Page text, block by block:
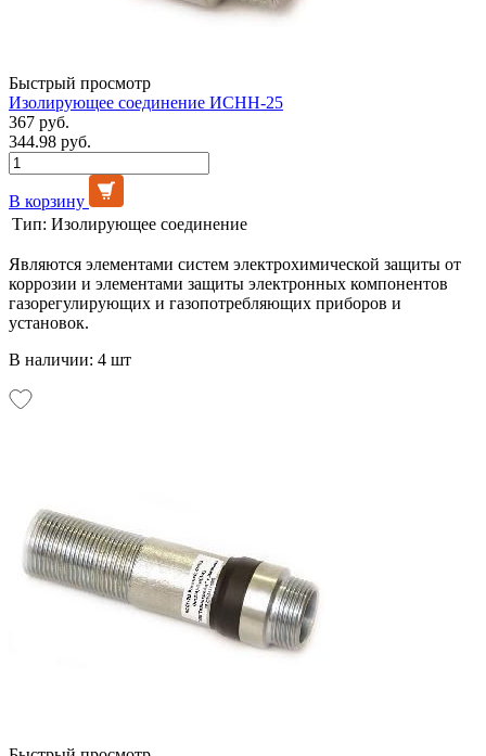
Быстрый просмотр
Изолирующее соединение ИСНН-25
367 руб.
344.98 руб.
В корзину
Тип: Изолирующее соединение
Являются элементами систем электрохимической защиты от
коррозии и элементами защиты электронных компонентов
газорегулирующих и газопотребляющих приборов и
установок.
В наличии: 4 шт